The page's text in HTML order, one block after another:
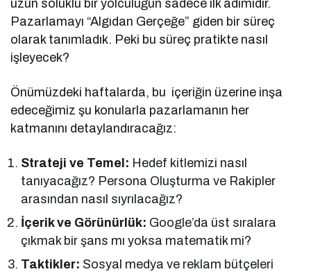
uzun soluklu bir yolculuğun sadece ilk adımıdır.
Pazarlamayı “Algıdan Gerçeğe” giden bir süreç
olarak tanımladık. Peki bu süreç pratikte nasıl
işleyecek?
Önümüzdeki haftalarda, bu içeriğin üzerine inşa
edeceğimiz şu konularla pazarlamanın her
katmanını detaylandıracağız:
Strateji ve Temel: Hedef kitlemizi nasıl
tanıyacağız? Persona Oluşturma ve Rakipler
arasından nasıl sıyrılacağız?
İçerik ve Görünürlük: Google’da üst sıralara
çıkmak bir şans mı yoksa matematik mi?
Taktikler: Sosyal medya ve reklam bütçeleri